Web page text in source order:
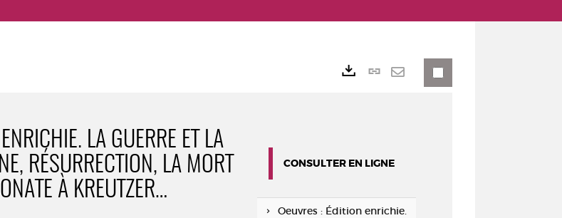
LA GUERRE ET LA
RÉSURRECTION, LA MORT
À KREUTZER…
Lien
CONSULTER EN LIGNE
Oeuvres : Édition enrichie.